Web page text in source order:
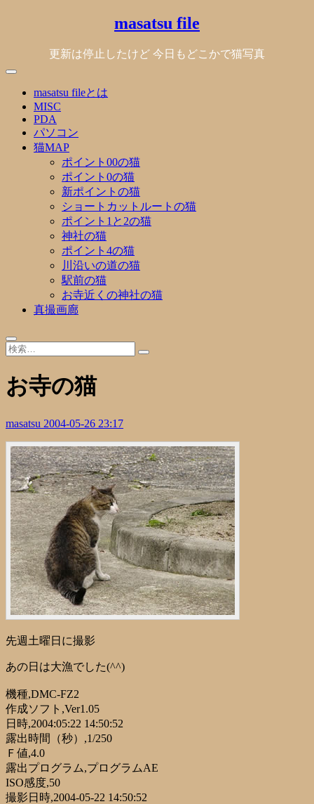
masatsu file
更新は停止したけど 今日もどこかで猫写真
masatsu fileとは
MISC
PDA
パソコン
猫MAP
ポイント00の猫
ポイント0の猫
新ポイントの猫
ショートカットルートの猫
ポイント1と2の猫
神社の猫
ポイント4の猫
川沿いの道の猫
駅前の猫
お寺近くの神社の猫
真撮画廊
お寺の猫
masatsu 2004-05-26 23:17
先週土曜日に撮影
あの日は大漁でした(^^)
機種,DMC-FZ2
作成ソフト,Ver1.05
日時,2004:05:22 14:50:52
露出時間（秒）,1/250
Ｆ値,4.0
露出プログラム,プログラムAE
ISO感度,50
撮影日時,2004-05-22 14:50:52